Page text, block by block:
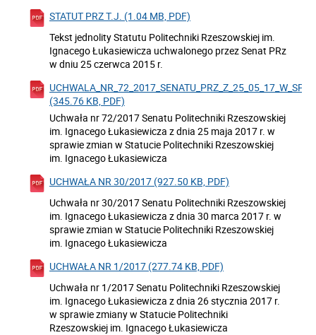
STATUT PRZ T.J. (1.04 MB, PDF)
Tekst jednolity Statutu Politechniki Rzeszowskiej im.
Ignacego Łukasiewicza uchwalonego przez Senat PRz
w dniu 25 czerwca 2015 r.
(345.76 KB, PDF)
Uchwała nr 72/2017 Senatu Politechniki Rzeszowskiej
im. Ignacego Łukasiewicza z dnia 25 maja 2017 r. w
sprawie zmian w Statucie Politechniki Rzeszowskiej
im. Ignacego Łukasiewicza
UCHWAŁA NR 30/2017 (927.50 KB, PDF)
Uchwała nr 30/2017 Senatu Politechniki Rzeszowskiej
im. Ignacego Łukasiewicza z dnia 30 marca 2017 r. w
sprawie zmian w Statucie Politechniki Rzeszowskiej
im. Ignacego Łukasiewicza
UCHWAŁA NR 1/2017 (277.74 KB, PDF)
Uchwała nr 1/2017 Senatu Politechniki Rzeszowskiej
im. Ignacego Łukasiewicza z dnia 26 stycznia 2017 r.
w sprawie zmiany w Statucie Politechniki
Rzeszowskiej im. Ignacego Łukasiewicza